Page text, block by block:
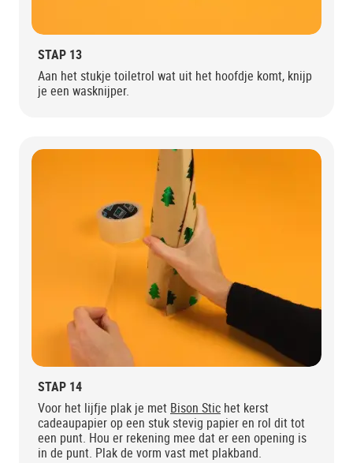
STAP 13
Aan het stukje toiletrol wat uit het hoofdje komt, knijp
je een wasknijper.
STAP 14
Voor het lijfje plak je met Bison Stic het kerst
cadeaupapier op een stuk stevig papier en rol dit tot
een punt. Hou er rekening mee dat er een opening is
in de punt. Plak de vorm vast met plakband.